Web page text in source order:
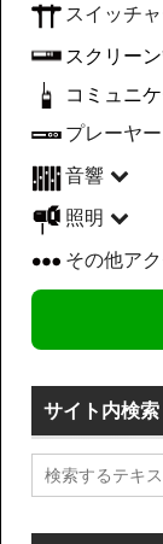
スイッチ
スクリー
コミュニ
プレーヤ
音響
照明
その他ア
サイト内検索